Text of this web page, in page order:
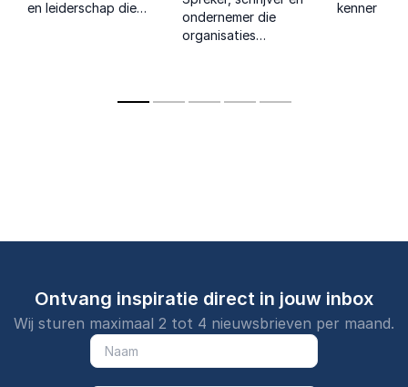
en leiderschap die
ondernemer die
organisaties
empowerment in een
kenner die
Ontvang inspiratie direct in jouw inbox
Wij sturen maximaal 2 tot 4 nieuwsbrieven per maand.